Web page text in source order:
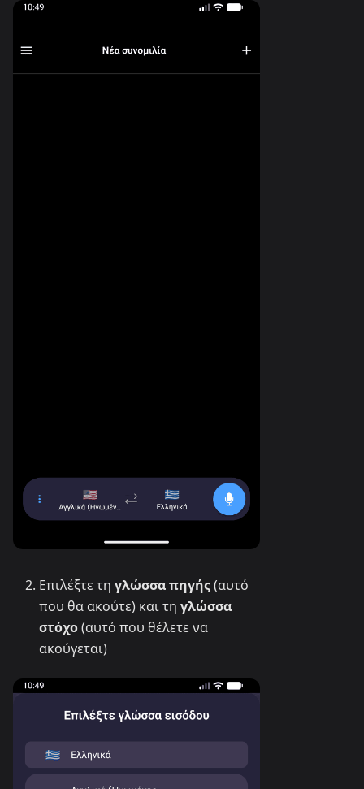
Επιλέξτε τη γλώσσα πηγής(αυτό
που θα ακούτε) και τη γλώσσα
στόχο(αυτό που θέλετε να
ακούγεται)